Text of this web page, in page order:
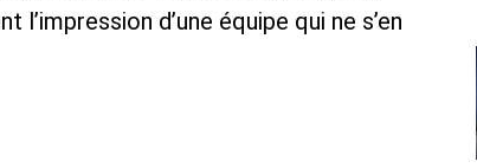
d’une équipe qui ne s’en